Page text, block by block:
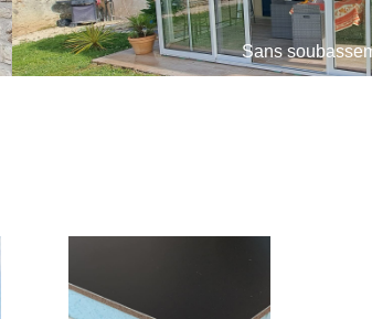
Sans